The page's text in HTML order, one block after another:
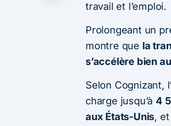
travail et l’emploi.
Prolongeant un
montre que la
s’accélère bien
Selon Cognizant,
charge jusqu’à 4
aux États-Unis,